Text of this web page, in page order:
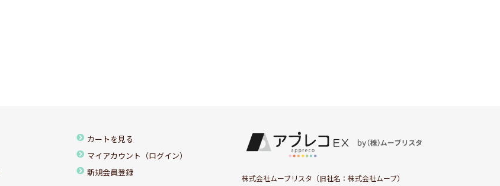
カートを見る
マイアカウント（ログイン）
新規会員登録
株式会社ムーブリスタ（旧社名：株式会社ムーブ）